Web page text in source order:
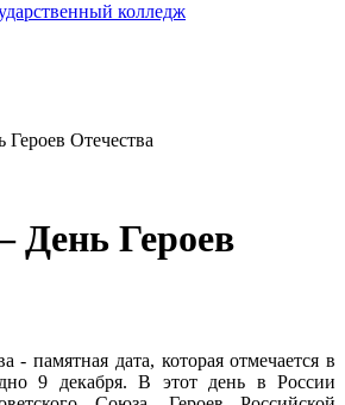
колледж
Героев Отечества
День Героев
- памятная дата, которая отмечается в
9 декабря. В этот день в России